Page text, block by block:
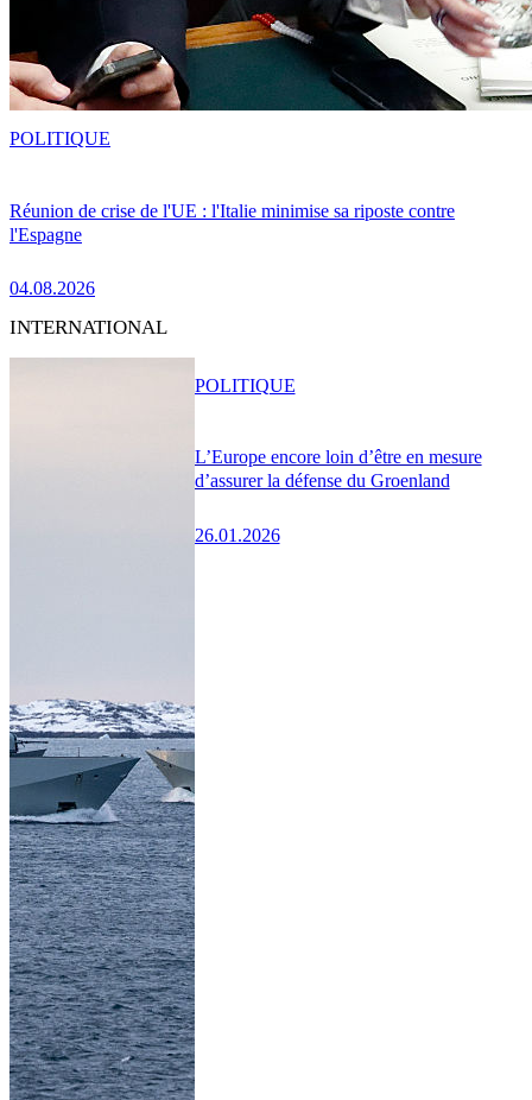
Réunion de crise de l'UE : l'Italie minimise sa riposte contre
l'Espagne
04.08.2026
POLITIQUE
INTERNATIONAL
L’Europe encore loin d’être en mesure
d’assurer la défense du Groenland
26.01.2026
POLITIQUE